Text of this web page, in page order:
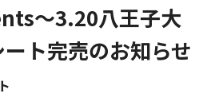
～3.20八王子大
ト完売のお知らせ